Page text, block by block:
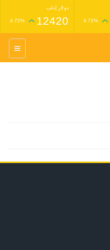
4.72%
دولار إدلب
12420
4.72%